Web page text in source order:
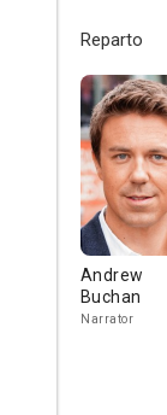
Reparto
Andrew
Buchan
Narrator